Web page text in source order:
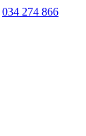
034 274 866